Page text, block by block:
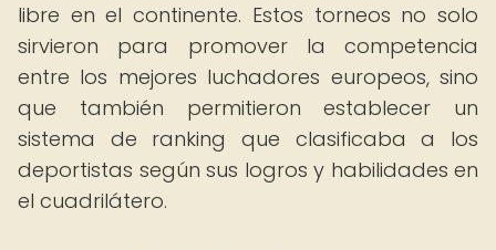
libre en el continente. Estos torneos no solo
sirvieron para promover la competencia
entre los mejores luchadores europeos, sino
que también permitieron establecer un
sistema de ranking que clasificaba a los
deportistas según sus logros y habilidades en
el cuadrilátero.